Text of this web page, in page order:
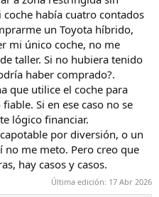
había cuatro contados
un Toyota híbrido,
mi único coche, no me
taller. Si no hubiera tenido
haber comprado?.
que utilice el coche para
Si en ese caso no se
lógico financiar.
por diversión, o un
me meto. Pero creo que
hay casos y casos.
Última edición: 17 Abr 2026